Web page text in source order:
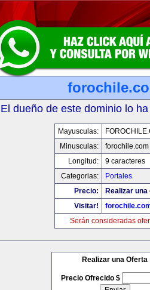
El dueño de este dominio lo
Mayusculas:
Minusculas:
forochile.com
Longitud:
9 caracteres
Categorias:
Portales
Precio:
Realizar
Visitar!
Serán consideradas
Realizar una Oferta
Precio Ofrecido $